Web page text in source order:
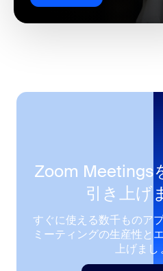
Zoom Meetings
引き上げ
すぐに使える数千ものア
ミーティングの生産性と
上げまし